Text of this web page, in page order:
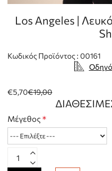
Los Angeles |
Κωδικός Προϊόντος : 00161
€5,70€19,00
Μέγεθος